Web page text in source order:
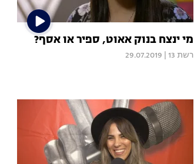
מי ינצח בנוק אאוט, ספיר או אסף?
רשת 13 29.07.2019